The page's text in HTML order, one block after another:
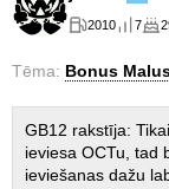
2010 7
Tēma: Bonus
GB12 rakstīja:
ieviesa OCTu, tad
ieviešanas dažu